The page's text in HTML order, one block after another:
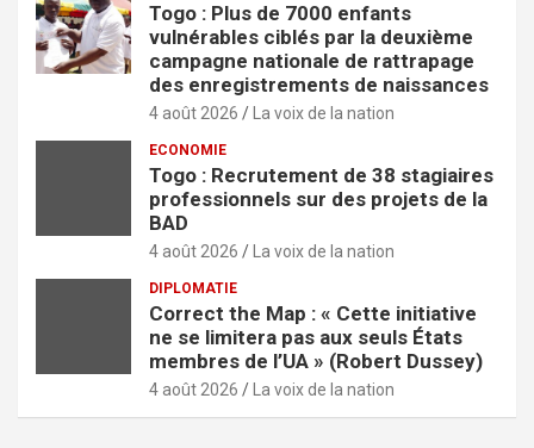
Togo : Plus de 7000 enfants
vulnérables ciblés par la deuxième
campagne nationale de rattrapage
des enregistrements de naissances
4 août 2026 La voix de la nation
ECONOMIE
Togo : Recrutement de 38 stagiaires
professionnels sur des projets de la
BAD
4 août 2026 La voix de la nation
DIPLOMATIE
Correct the Map : « Cette initiative
ne se limitera pas aux seuls États
membres de l’UA » (Robert Dussey)
4 août 2026 La voix de la nation